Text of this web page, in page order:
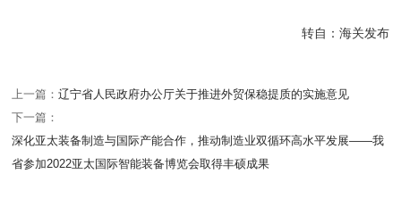
转自：海关发布
上一篇：辽宁省人民政府办公厅关于推进外贸保稳提质的实施意见
下一篇：
深化亚太装备制造与国际产能合作，推动制造业双循环高水平发展——我
省参加2022亚太国际智能装备博览会取得丰硕成果